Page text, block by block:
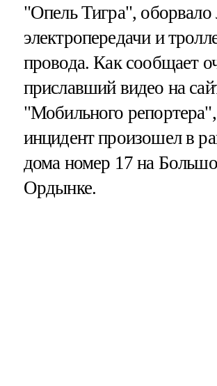
"Опель Тигра", оборвало
электропередачи и
провода. Как сообщает
приславший видео на
"Мобильного репортера",
инцидент произошел в
дома номер 17 на
Ордынке.